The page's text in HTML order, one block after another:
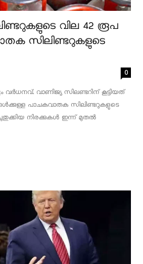
വില 42 രൂപ
സിലിണ്ടറുകളുടെ
0
വർധനവ്. വാണിജ്യ സിലണ്ടറിന് കൂട്ടിയത്
പാചകവാതക സിലിണ്ടറുകളുടെ
പുതുക്കിയ നിരക്കുകൾ ഇന്ന് മുതൽ